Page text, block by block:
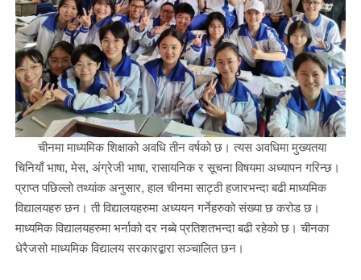
चीनमा माध्यमिक शिक्षाको अवधि तीन वर्षको छ। त्यस अवधिमा मुख्यतया
चिनियाँ भाषा, मेस, अंग्रेजी भाषा, रासायनिक र सूचना विषयमा अध्यापन गरिन्छ।
प्राप्त पछिल्लो तथ्यांक अनुसार, हाल चीनमा साट्ठी हजारभन्दा बढी माध्यमिक
विद्यालयहरु छन। ती विद्यालयहरुमा अध्ययन गर्नेहरुको संख्या छ करोड छ।
माध्यमिक विद्यालयहरुमा भर्नाको दर नब्बे प्रतिशतभन्दा बढी रहेको छ। चीनका
धेरैजसो माध्यमिक विद्यालय सरकारद्बारा सञ्चालित छन।